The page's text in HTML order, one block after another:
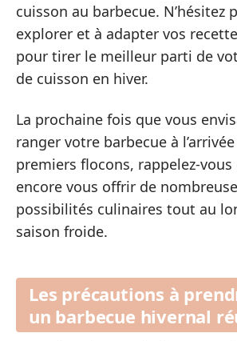
cuisson au barbecue. N’hésitez
explorer et à adapter vos
pour tirer le meilleur parti de
de cuisson en hiver.
La prochaine fois que vous
ranger votre barbecue à
premiers flocons, rappelez-vous
encore vous offrir de
possibilités culinaires tout au
saison froide.
Les précautions à
un barbecue hivernal